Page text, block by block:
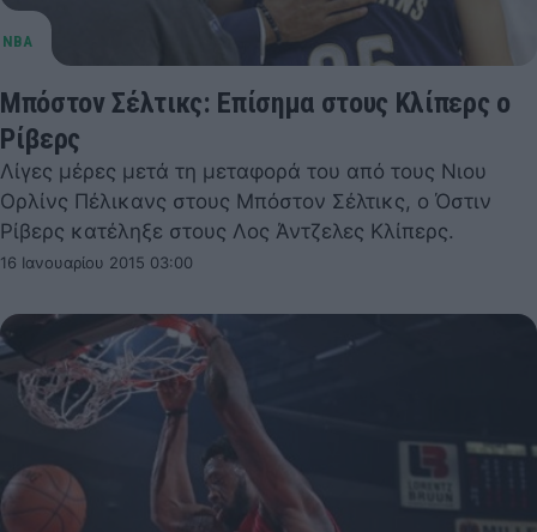
Μπόστον Σέλτικς: Επίσημα στους Κλίπερς ο
Ρίβερς
Λίγες μέρες μετά τη μεταφορά του από τους Νιου
Ορλίνς Πέλικανς στους Μπόστον Σέλτικς, ο Όστιν
Ρίβερς κατέληξε στους Λος Άντζελες Κλίπερς.
16 Ιανουαρίου 2015 03:00